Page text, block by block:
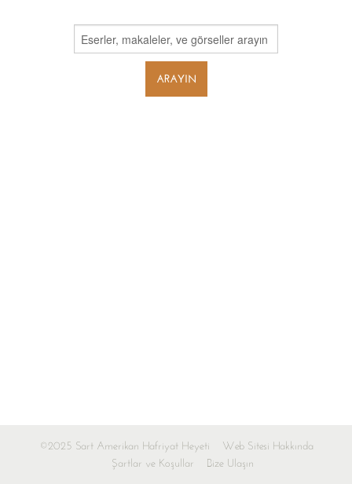
©2025 Sart Amerikan Hafriyat Heyeti
Web Sitesi Hakkında
Şartlar ve Koşullar
Bize Ulaşın